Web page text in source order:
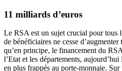
11 milliards d’euros
Le RSA est un sujet crucial pour tous
de bénéficiaires ne cesse
qu’en principe, le financement du
l’Etat et les départements,
en plus frappés au porte-monnaie.